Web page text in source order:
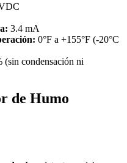
3.4 mA
0°F a +155°F (-20°C
(sin condensación ni
de Humo